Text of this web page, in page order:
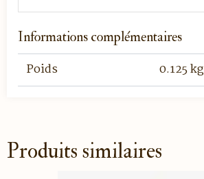
GR
Informations complémentaires
Poids 0.125 kg
Produits similaires